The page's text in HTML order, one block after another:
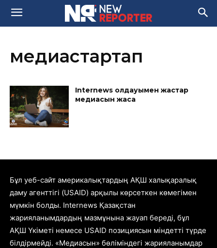
медиастартап
Internews қолдауымен жастар
медиасын жаса
Бұл уеб-сайт америкалықтардың АҚШ халықаралық
даму агенттігі (USAID) арқылы көрсеткен көмегімен
мүмкін болды. Internews Қазақстан
жарияланымдардың мазмұнына жауап береді, бұл
АҚШ Үкіметі немесе USAID позициясын міндетті түрде
білдірмейді. «Медиасын» бөліміндегі жарияланымдар